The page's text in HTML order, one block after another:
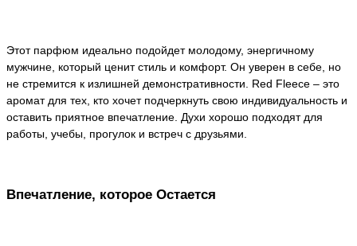
Этот парфюм идеально подойдет молодому, энергичному
мужчине, который ценит стиль и комфорт. Он уверен в себе, но
не стремится к излишней демонстративности. Red Fleece – это
аромат для тех, кто хочет подчеркнуть свою индивидуальность и
оставить приятное впечатление. Духи хорошо подходят для
работы, учебы, прогулок и встреч с друзьями.
Впечатление, которое Остается